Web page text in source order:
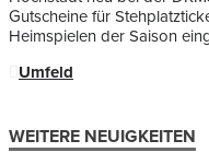
Gutscheine für
Heimspielen der Saison
Umfeld
WEITERE NEUIGKEITEN